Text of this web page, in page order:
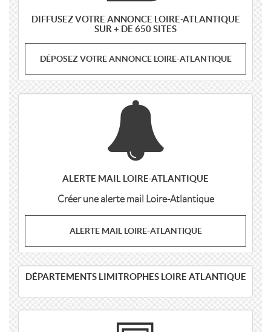
DIFFUSEZ VOTRE ANNONCE LOIRE-ATLANTIQUE
SUR + DE 650 SITES
DÉPOSEZ VOTRE ANNONCE LOIRE-ATLANTIQUE
ALERTE MAIL LOIRE-ATLANTIQUE
Créer une alerte mail Loire-Atlantique
ALERTE MAIL LOIRE-ATLANTIQUE
DÉPARTEMENTS LIMITROPHES LOIRE ATLANTIQUE